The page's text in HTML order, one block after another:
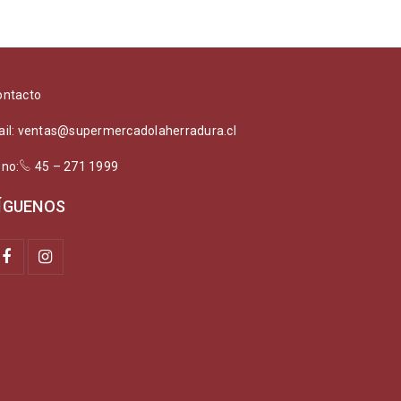
ventas@supermercadolaherradura.cl
45 – 271 1999